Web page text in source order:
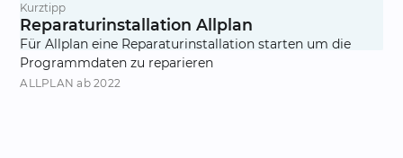
Kurztipp
Reparaturinstallation Allplan
Für Allplan eine Reparaturinstallation starten um die
Programmdaten zu reparieren
ALLPLAN ab 2022